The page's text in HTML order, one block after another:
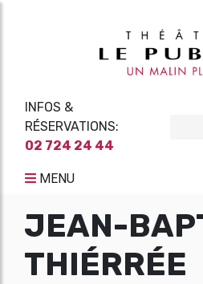
INFOS &
RÉSERVATIONS:
02 724 24 44
MENU
JEAN-
THIÉRRÉE